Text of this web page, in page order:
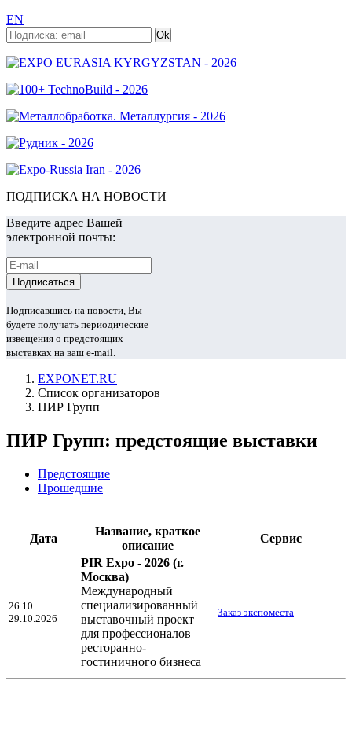
EN
ПОДПИСКА НА НОВОСТИ
Введите адрес Вашей
электронной почты:
Подписавшись на новости, Вы
будете получать периодические
извещения о предстоящих
выставках на ваш e-mail.
EXPONET.RU
Список организаторов
ПИР Групп
ПИР Групп: предстоящие выставки
Предстоящие
Прошедшие
Дата
Название, краткое
описание
Сервис
26.10
29.10.2026
PIR Expo - 2026 (г.
Москва)
Международный
специализированный
выставочный проект
для профессионалов
ресторанно-
гостиничного бизнеса
Заказ экспоместа